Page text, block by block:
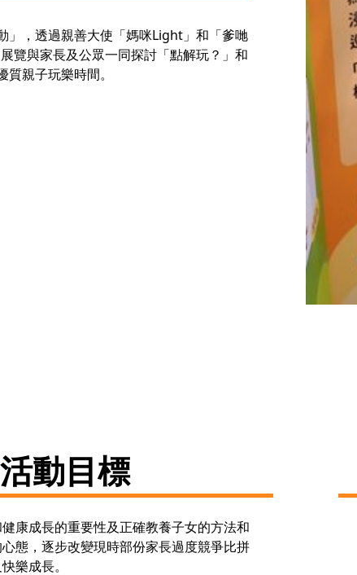
」，透過親善大使「媽咪Light」和「爹哋
覽與家長及公眾一同探討「點解玩？」和
質親子玩樂時間。
活動目標
康成長的重要性及正確教養子女的方法和
態，逐步改變現時部份家長過度競爭比拼
樂成長。